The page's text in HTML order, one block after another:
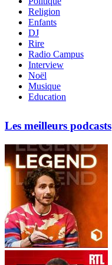
Religion
Enfants
DJ
Rire
Radio Campus
Interview
Noël
Musique
Education
Les meilleurs podcasts